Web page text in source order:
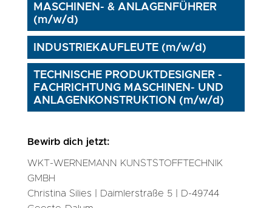
MASCHINEN- & ANLAGENFÜHRER
(m/w/d)
INDUSTRIEKAUFLEUTE (m/w/d)
TECHNISCHE PRODUKTDESIGNER -
FACHRICHTUNG MASCHINEN- UND
ANLAGENKONSTRUKTION (m/w/d)
Bewirb dich jetzt:
WKT-WERNEMANN KUNSTSTOFFTECHNIK
GMBH
Christina Silies | Daimlerstraße 5 | D-49744